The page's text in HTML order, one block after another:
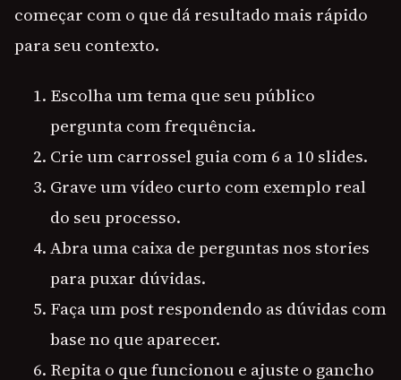
começar com o que dá resultado mais rápido
para seu contexto.
Escolha um tema que seu público
pergunta com frequência.
Crie um carrossel guia com 6 a 10 slides.
Grave um vídeo curto com exemplo real
do seu processo.
Abra uma caixa de perguntas nos stories
para puxar dúvidas.
Faça um post respondendo as dúvidas com
base no que aparecer.
Repita o que funcionou e ajuste o gancho